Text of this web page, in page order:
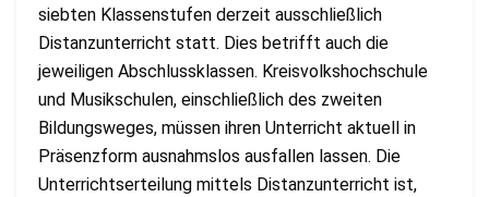
siebten Klassenstufen derzeit ausschließlich
Distanzunterricht statt. Dies betrifft auch die
jeweiligen Abschlussklassen. Kreisvolkshochschule
und Musikschulen, einschließlich des zweiten
Bildungsweges, müssen ihren Unterricht aktuell in
Präsenzform ausnahmslos ausfallen lassen. Die
Unterrichtserteilung mittels Distanzunterricht ist,